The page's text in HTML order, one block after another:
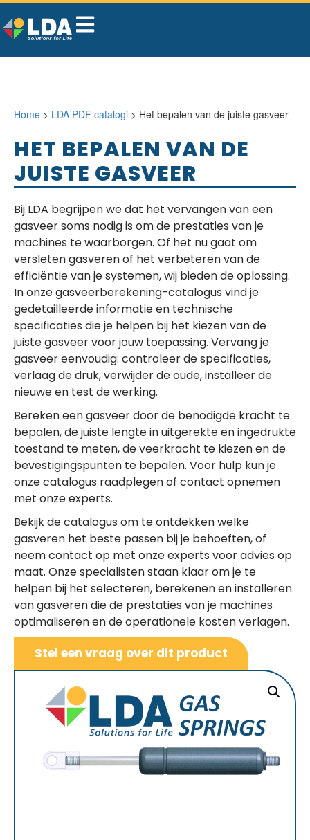
Home > LDA PDF catalogi > Het bepalen van de juiste gasveer
HET BEPALEN VAN DE
JUISTE GASVEER
Bij LDA begrijpen we dat het vervangen van een
gasveer soms nodig is om de prestaties van je
machines te waarborgen. Of het nu gaat om
versleten gasveren of het verbeteren van de
efficiëntie van je systemen, wij bieden de oplossing.
In onze gasveerberekening-catalogus vind je
gedetailleerde informatie en technische
specificaties die je helpen bij het kiezen van de
juiste gasveer voor jouw toepassing. Vervang je
gasveer eenvoudig: controleer de specificaties,
verlaag de druk, verwijder de oude, installeer de
nieuwe en test de werking.
Bereken een gasveer door de benodigde kracht te
bepalen, de juiste lengte in uitgerekte en ingedrukte
toestand te meten, de veerkracht te kiezen en de
bevestigingspunten te bepalen. Voor hulp kun je
onze catalogus raadplegen of contact opnemen
met onze experts.
Bekijk de catalogus om te ontdekken welke
gasveren het beste passen bij je behoeften, of
neem contact op met onze experts voor advies op
maat. Onze specialisten staan klaar om je te
helpen bij het selecteren, berekenen en installeren
van gasveren die de prestaties van je machines
optimaliseren en de operationele kosten verlagen.
Stel een vraag over dit product